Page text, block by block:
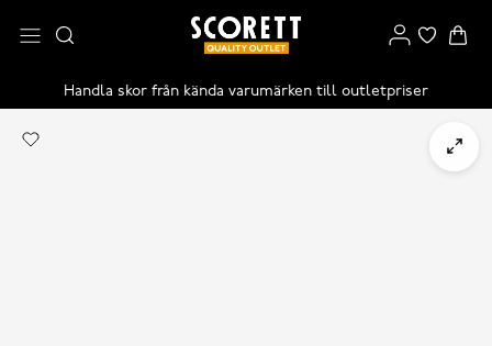
Handla skor från kända varumärken till outletpriser